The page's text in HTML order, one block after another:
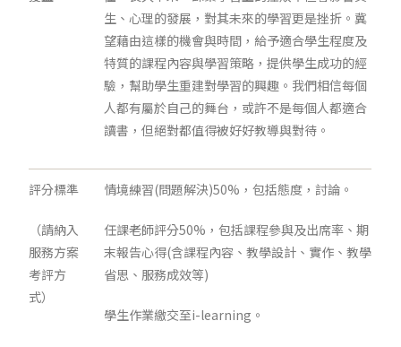
生、心理的發展，對其未來的學習更是挫折。冀
望藉由這樣的機會與時間，給予適合學生程度及
特質的課程內容與學習策略，提供學生成功的經
驗，幫助學生重建對學習的興趣。我們相信每個
人都有屬於自己的舞台，或許不是每個人都適合
讀書，但絕對都值得被好好教導與對待。
評分標準
（請納入
服務方案
考評方
式）
情境練習(問題解決)50%，包括態度，討論。
任課老師評分50%，包括課程參與及出席率、期
末報告心得(含課程內容、教學設計、實作、教學
省思、服務成效等)
學生作業繳交至i-learning。